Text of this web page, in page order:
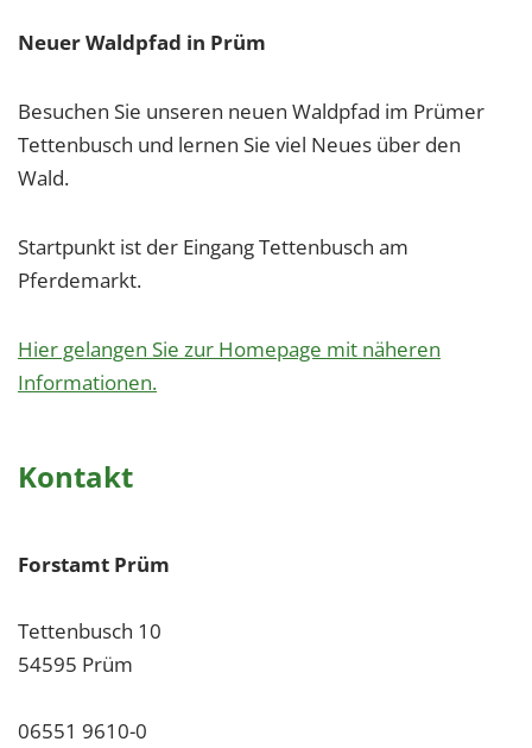
Neuer Waldpfad in Prüm
Besuchen Sie unseren neuen Waldpfad im Prümer
Tettenbusch und lernen Sie viel Neues über den
Wald.
Startpunkt ist der Eingang Tettenbusch am
Pferdemarkt.
Hier gelangen Sie zur Homepage mit näheren
Informationen.
Kontakt
Forstamt Prüm
Tettenbusch 10
54595 Prüm
06551 9610-0